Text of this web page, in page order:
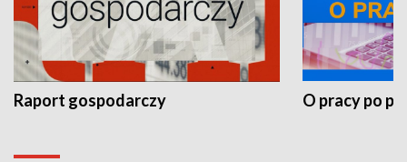
Raport gospodarczy O pracy po